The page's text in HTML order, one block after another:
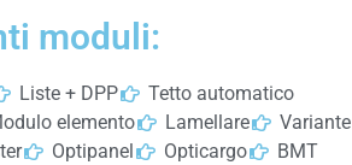
moduli:
Liste + DPP
Tetto automatico
elemento Lamellare
Variante
Optipanel Opticargo
BMT